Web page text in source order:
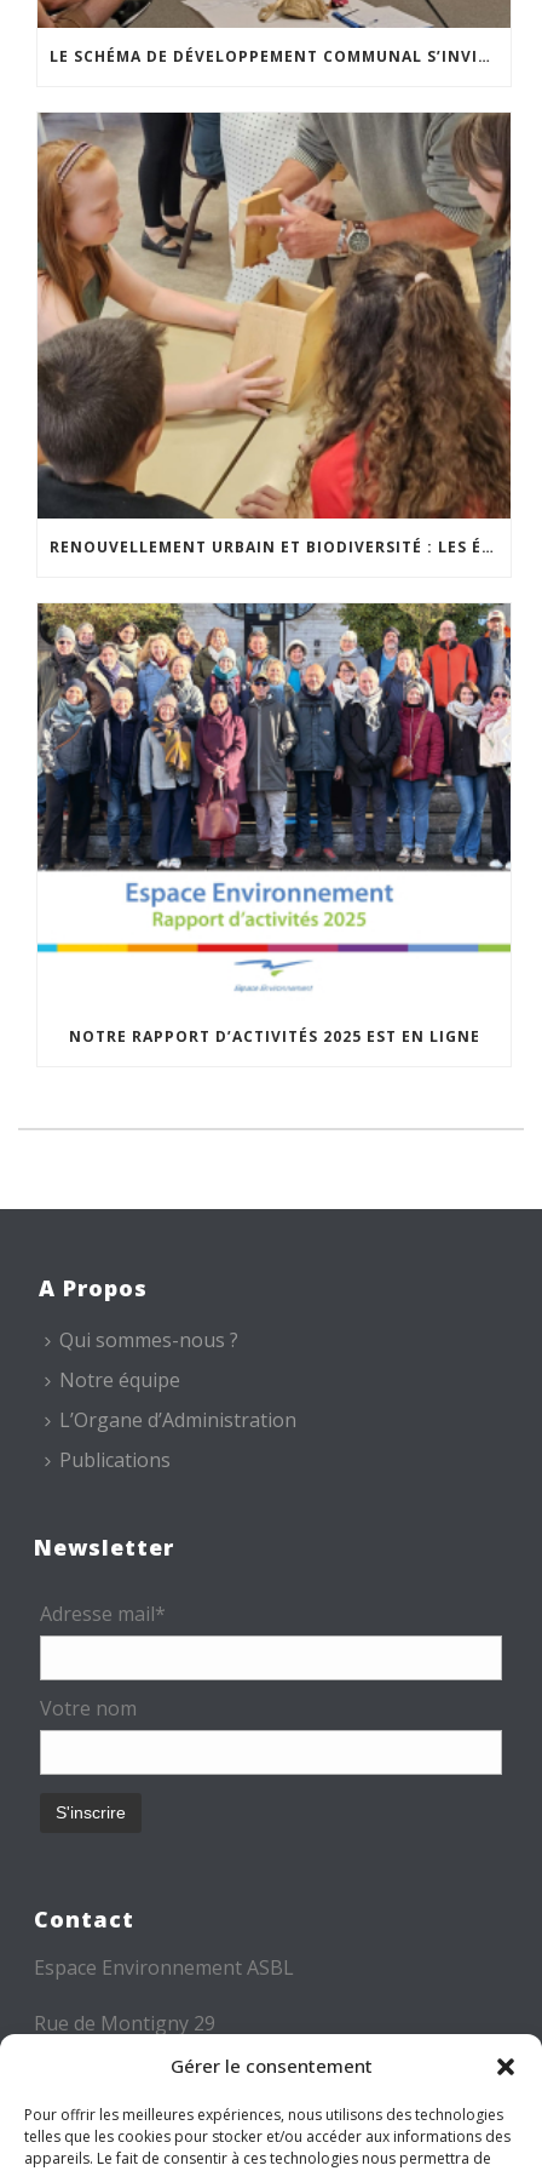
Gérer le consentement
Pour offrir les meilleures expériences, nous utilisons des technologies
telles que les cookies pour stocker et/ou accéder aux informations des
appareils. Le fait de consentir à ces technologies nous permettra de
LE SCHÉMA DE DÉVELOPPEMENT COMMUNAL S’INVITE DANS LES CCATM DU HAINAUT
RENOUVELLEMENT URBAIN ET BIODIVERSITÉ : LES ÉLÈVES S’IMPLIQUENT CONCRÈTEMENT
NOTRE RAPPORT D’ACTIVITÉS 2025 EST EN LIGNE
A Propos
Qui sommes-nous ?
Notre équipe
L’Organe d’Administration
Publications
Newsletter
Adresse mail*
Votre nom
Contact
Espace Environnement ASBL
Rue de Montigny 29
6000 CHARLEROI
Tél: +32 71 300 300
Mail: info@espace-environnement.be